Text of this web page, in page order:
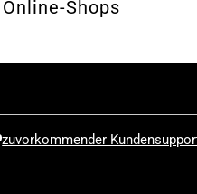
Plüschfigur
(Barrado)
Shops
zuvorkommender